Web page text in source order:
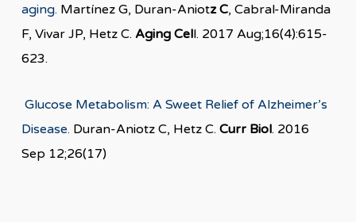
aging. Martínez G, Duran-Aniotz C, Cabral-Miranda
F, Vivar JP, Hetz C. Aging Cell. 2017 Aug;16(4):615-
623.
Glucose Metabolism: A Sweet Relief of Alzheimer’s
Disease. Duran-Aniotz C, Hetz C. Curr Biol. 2016
Sep 12;26(17)